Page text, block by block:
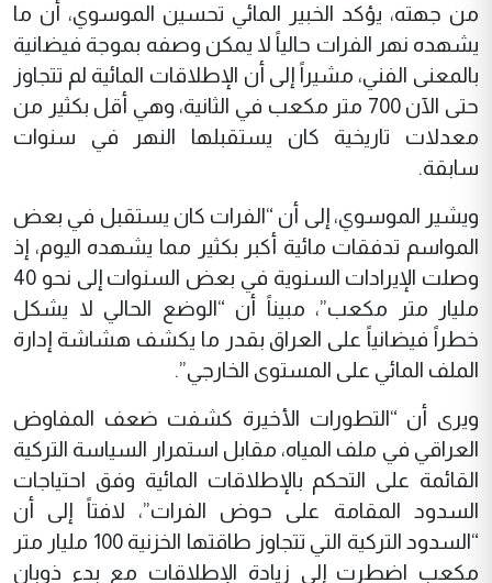
من جهته، يؤكد الخبير المائي تحسين الموسوي، أن ما
يشهده نهر الفرات حالياً لا يمكن وصفه بموجة فيضانية
بالمعنى الفني، مشيراً إلى أن الإطلاقات المائية لم تتجاوز
حتى الآن 700 متر مكعب في الثانية، وهي أقل بكثير من
معدلات تاريخية كان يستقبلها النهر في سنوات
سابقة.
ويشير الموسوي، إلى أن “الفرات كان يستقبل في بعض
المواسم تدفقات مائية أكبر بكثير مما يشهده اليوم، إذ
وصلت الإيرادات السنوية في بعض السنوات إلى نحو 40
مليار متر مكعب”، مبيناً أن “الوضع الحالي لا يشكل
خطراً فيضانياً على العراق بقدر ما يكشف هشاشة إدارة
الملف المائي على المستوى الخارجي”.
ويرى أن “التطورات الأخيرة كشفت ضعف المفاوض
العراقي في ملف المياه، مقابل استمرار السياسة التركية
القائمة على التحكم بالإطلاقات المائية وفق احتياجات
السدود المقامة على حوض الفرات”، لافتاً إلى أن
“السدود التركية التي تتجاوز طاقتها الخزنية 100 مليار متر
مكعب اضطرت إلى زيادة الإطلاقات مع بدء ذوبان